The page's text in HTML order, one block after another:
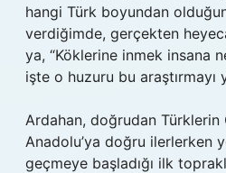
hangi Türk boyundan
verdiğimde, gerçekten
ya, “Köklerine inmek insana
işte o huzuru bu araştırmayı
Ardahan, doğrudan Türklerin
Anadolu’ya doğru ilerlerken
geçmeye başladığı ilk